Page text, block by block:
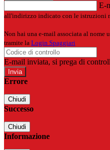
E-
all'indirizzo indicato con le istruzioni
Non hai una e-mail associata al nome
tramite la Login Spaggiari
E-mail inviata, si prega di
Errore
Chiudi
Successo
Chiudi
Informazione